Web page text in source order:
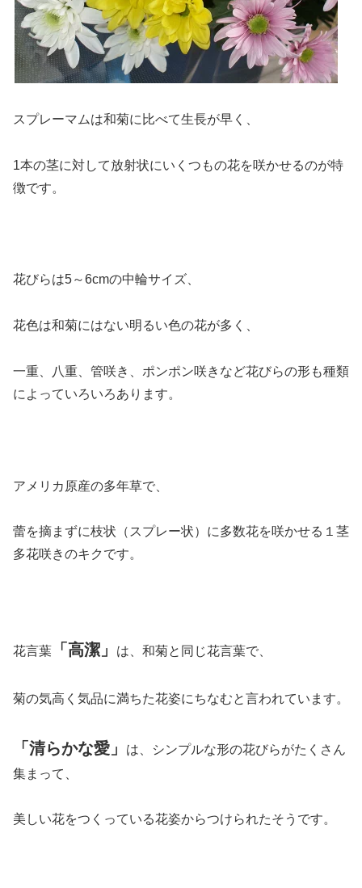
スプレーマムは和菊に比べて生長が早く、
1本の茎に対して放射状にいくつもの花を咲かせるのが特
徴です。
花びらは5～6cmの中輪サイズ、
花色は和菊にはない明るい色の花が多く、
一重、八重、管咲き、ポンポン咲きなど花びらの形も種類
によっていろいろあります。
アメリカ原産の多年草で、
蕾を摘まずに枝状（スプレー状）に多数花を咲かせる１茎
多花咲きのキクです。
花言葉 「高潔」 は、和菊と同じ花言葉で、
菊の気高く気品に満ちた花姿にちなむと言われています。
「清らかな愛」
は、シンプルな形の花びらがたくさん
集まって、
美しい花をつくっている花姿からつけられたそうです。